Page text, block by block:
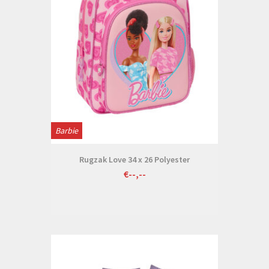
Barbie
Rugzak Love 34 x 26 Polyester
€--,--